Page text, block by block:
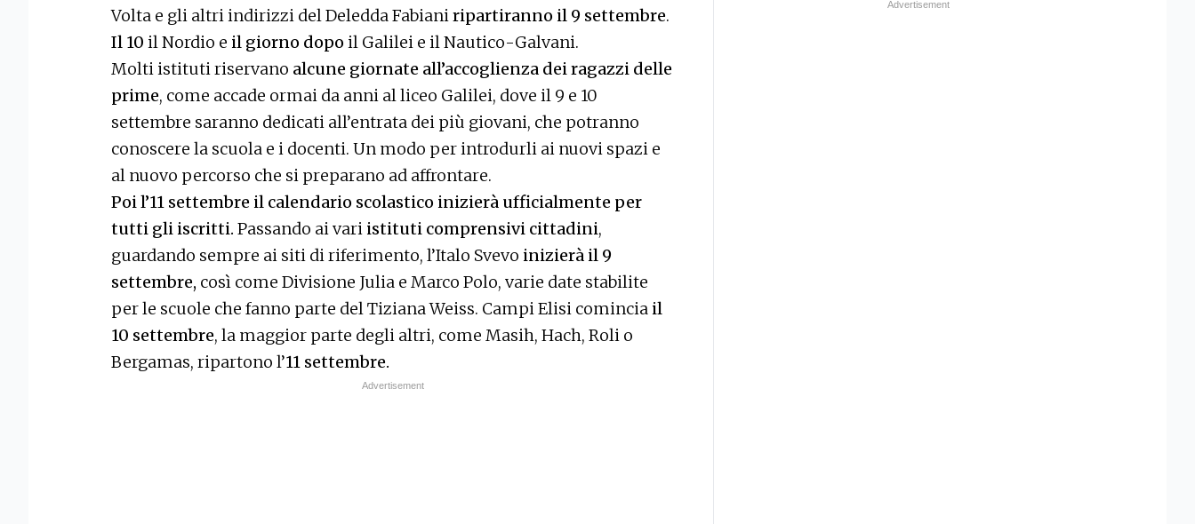
Volta e gli altri indirizzi del Deledda Fabianiripartiranno il 9 settembre.
Il 10 il Nordio e il giorno dopo il Galilei e il Nautico-Galvani.
Molti istituti riservano alcune giornate all’accoglienza dei ragazzi delle
prime, come accade ormai da anni al liceo Galilei, dove il 9 e 10
settembre saranno dedicati all’entrata dei più giovani, che potranno
conoscere la scuola e i docenti. Un modo per introdurli ai nuovi spazi e
al nuovo percorso che si preparano ad affrontare.
Poi l’11 settembre il calendario scolastico inizierà ufficialmente per
tutti gli iscritti. Passando ai vari istituti comprensivi cittadini,
guardando sempre ai siti di riferimento, l’Italo Svevo inizierà il 9
settembre, così come Divisione Julia e Marco Polo, varie date stabilite
per le scuole che fanno parte del Tiziana Weiss. Campi Elisi comincia il
10 settembre, la maggior parte degli altri, come Masih, Hach, Roli o
Bergamas, ripartono l’11 settembre.